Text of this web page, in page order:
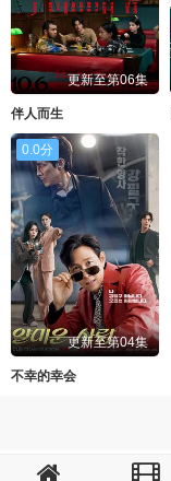
更新至第06集
伴人而生
0.0分
更新至第04集
不幸的幸会